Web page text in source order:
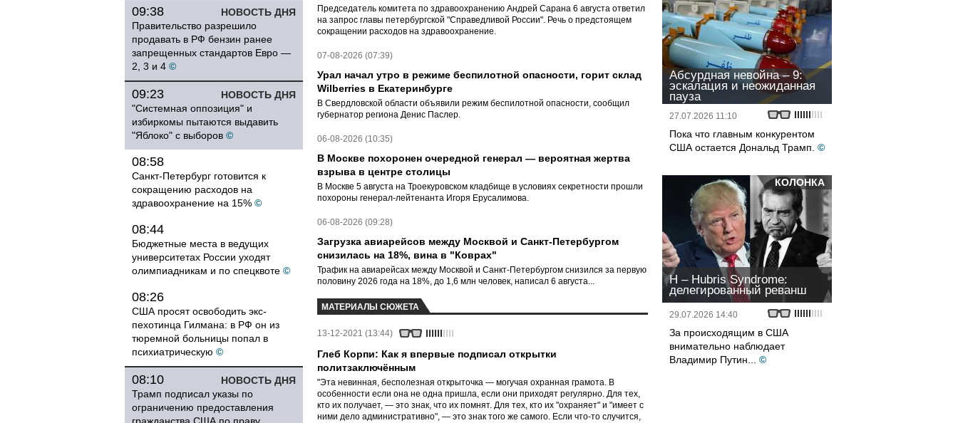
НОВОСТЬ ДНЯ
09:38
Правительство разрешило
продавать в РФ бензин ранее
запрещенных стандартов Евро —
2, 3 и 4 ©
НОВОСТЬ ДНЯ
09:23
"Системная оппозиция" и
избиркомы пытаются выдавить
"Яблоко" с выборов ©
08:58
Санкт-Петербург готовится к
сокращению расходов на
здравоохранение на 15% ©
08:44
Бюджетные места в ведущих
университетах России уходят
олимпиадникам и по спецквоте ©
08:26
США просят освободить экс-
пехотинца Гилмана: в РФ он из
тюремной больницы попал в
психиатрическую ©
НОВОСТЬ ДНЯ
08:10
Трамп подписал указы по
ограничению предоставления
Председатель комитета по здравоохранению Андрей Сарана 6 августа ответил
на запрос главы петербургской "Справедливой России". Речь о предстоящем
сокращении расходов на здравоохранение.
07-08-2026 (07:39)
Урал начал утро в режиме беспилотной опасности, горит склад
Wilberries в Екатеринбурге
В Свердловской области объявили режим беспилотной опасности, сообщил
губернатор региона Денис Паслер.
06-08-2026 (10:35)
В Москве похоронен очередной генерал — вероятная жертва
взрыва в центре столицы
В Москве 5 августа на Троекуровском кладбище в условиях секретности прошли
похороны генерал-лейтенанта Игоря Ерусалимова.
06-08-2026 (09:28)
Загрузка авиарейсов между Москвой и Санкт-Петербургом
снизилась на 18%, вина в "Коврах"
Трафик на авиарейсах между Москвой и Санкт-Петербургом снизился за первую
половину 2026 года на 18%, до 1,6 млн человек, написал 6 августа...
МАТЕРИАЛЫ СЮЖЕТА
13-12-2021 (13:44)
Глеб Корпи: Как я впервые подписал открытки
политзаключённым
"Эта невинная, бесполезная открыточка — могучая охранная грамота. В
особенности если она не одна пришла, если они приходят регулярно. Для тех,
кто их получает, — это знак, что их помнят. Для тех, кто их "охраняет" и "имеет с
ними дело административно", — это знак того же самого. Если что-то случится,
Абсурдная невойна – 9:
эскалация и неожиданная
пауза
27.07.2026 11:10
Пока что главным конкурентом
США остается Дональд Трамп. ©
КОЛОНКА
H – Hubris Syndrome:
делегированный реванш
29.07.2026 14:40
За происходящим в США
внимательно наблюдает
Владимир Путин...
©